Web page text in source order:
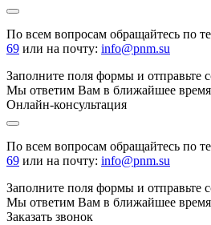
По всем вопросам обращайтесь по
69 или на почту: info@pnm.su
Заполните поля формы и отправьте
Мы ответим Вам в ближайшее
Онлайн-консультация
По всем вопросам обращайтесь по
69 или на почту: info@pnm.su
Заполните поля формы и отправьте
Мы ответим Вам в ближайшее
Заказать звонок